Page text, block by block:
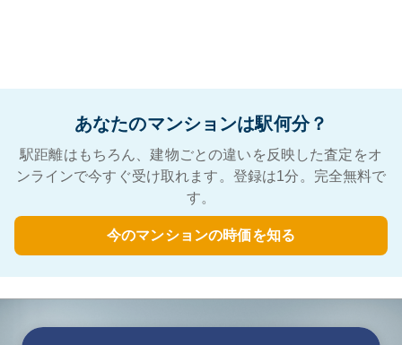
あなたのマンションは駅何分？
駅距離はもちろん、建物ごとの違いを反映した査定をオ
ンラインで今すぐ受け取れます。登録は1分。完全無料で
す。
今のマンションの時価を知る